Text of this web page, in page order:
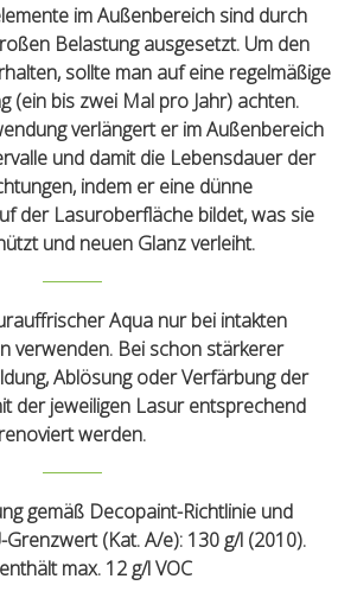
im Außenbereich sind durch
Belastung ausgesetzt. Um den
sollte man auf eine regelmäßige
(ein bis zwei Mal pro Jahr) achten.
verlängert er im Außenbereich
und damit die Lebensdauer der
indem er eine dünne
der Lasuroberfläche bildet, was sie
und neuen Glanz verleiht.
Aqua nur bei intakten
verwenden. Bei schon stärkerer
Ablösung oder Verfärbung der
der jeweiligen Lasur entsprechend
renoviert werden.
gemäß Decopaint-Richtlinie und
Grenzwert (Kat. A/e): 130 g/l (2010).
max. 12 g/l VOC